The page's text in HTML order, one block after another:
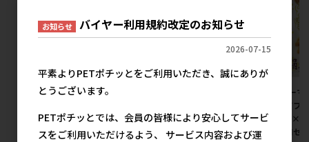
[ドギーマンハヤシ]絹紗 ステ
(100g×3袋)【イチオシ】【値
上げ前セール】
袋)【イチオシ】【値上げ前セ
ール】
[ドギー
トタイプ
(100g×3
上げ前セ
お知らせ バイヤー利用規約改定のお知らせ
2026-07-15
平素よりPETポチッとをご利用いただき、誠にありが
とうございます。
PETポチッとでは、会員の皆様により安心してサービ
スをご利用いただけるよう、 サービス内容および運